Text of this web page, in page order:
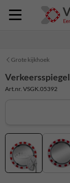
Grote kijkhoek
Art.nr. VSGK.05392